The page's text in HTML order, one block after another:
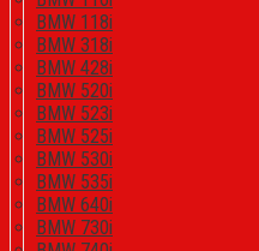
BMW 118i
BMW 318i
BMW 428i
BMW 520i
BMW 523i
BMW 525i
BMW 530i
BMW 535i
BMW 640i
BMW 730i